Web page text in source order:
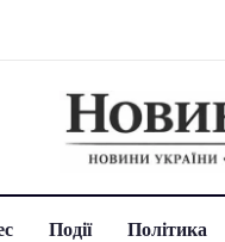
Події Політика